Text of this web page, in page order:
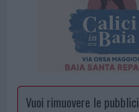
Vuoi rimuovere le